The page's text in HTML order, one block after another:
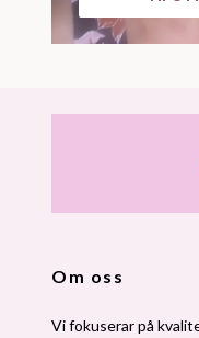
Om oss
Vi fokuserar på